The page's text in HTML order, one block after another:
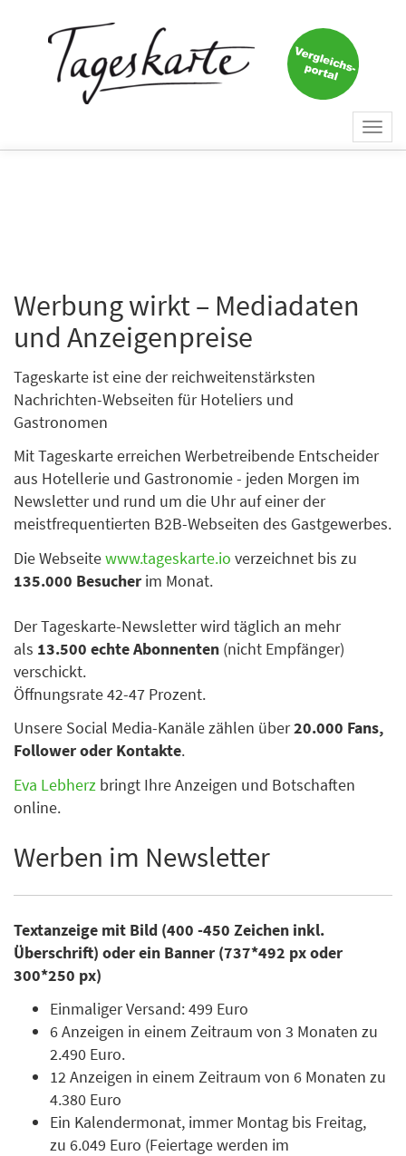
Werbung wirkt – Mediadaten
und Anzeigenpreise
Tageskarte ist eine der reichweitenstärksten
Nachrichten-Webseiten für Hoteliers und
Gastronomen
Mit Tageskarte erreichen Werbetreibende Entscheider
aus Hotellerie und Gastronomie - jeden Morgen im
Newsletter und rund um die Uhr auf einer der
meistfrequentierten B2B-Webseiten des Gastgewerbes.
Die Webseitewww.tageskarte.io verzeichnet bis zu
135.000 Besucher im Monat.
Der Tageskarte-Newsletter wird täglich an mehr
als 13.500 echte Abonnenten (nicht Empfänger)
verschickt.
Öffnungsrate 42-47 Prozent.
Unsere Social Media-Kanäle zählen über20.000 Fans,
Follower oder Kontakte.
Eva Lebherz bringt Ihre Anzeigen und Botschaften
online.
Werben im Newsletter
Textanzeige mit Bild (400 -450 Zeichen inkl.
Überschrift) oder ein Banner (737*492 px oder
300*250 px)
Einmaliger Versand: 499 Euro
6 Anzeigen in einem Zeitraum von 3 Monaten zu
2.490 Euro.
12 Anzeigen in einem Zeitraum von 6 Monaten zu
4.380 Euro
Ein Kalendermonat, immer Montag bis Freitag,
zu 6.049 Euro (Feiertage werden im